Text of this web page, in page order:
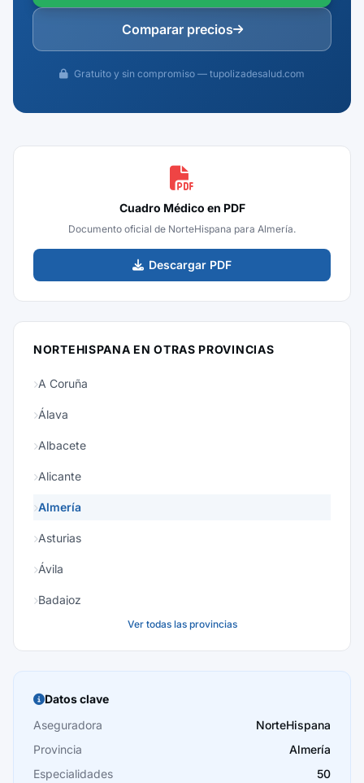
Comparar precios
Gratuito y sin compromiso — tupolizadesalud.com
Cuadro Médico en PDF
Documento oficial de NorteHispana para Almería.
Descargar PDF
NORTEHISPANA EN OTRAS PROVINCIAS
A Coruña
Álava
Albacete
Alicante
Almería
Asturias
Ávila
Badajoz
Burgos
Cáceres
Cádiz
Ver todas las provincias
Datos clave
Aseguradora
NorteHispana
Provincia
Almería
Especialidades
50